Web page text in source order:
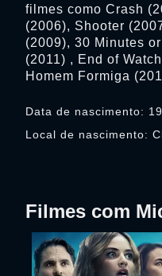
Data de nascimento:
Local de nascimento:
filmes como Crash
(2006), Shooter
(2009), 30 Minutes
(2011) , End of
Homem Formiga
Filmes com